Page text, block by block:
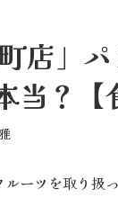
店」
？【
ーツを取り扱